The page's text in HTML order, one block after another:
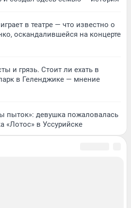
в театре — что известно о
оскандалившейся на концерте
и грязь. Стоит ли ехать в
в Геленджике — мнение
пыток»: девушка пожаловалась
«Лотос» в Уссурийске